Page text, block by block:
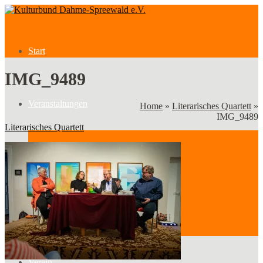
Start
Veranstaltungen
Veranstaltungen
Kategorien
IMG_9489
Home » Literarisches Quartett »
IMG_9489
Literarisches Quartett